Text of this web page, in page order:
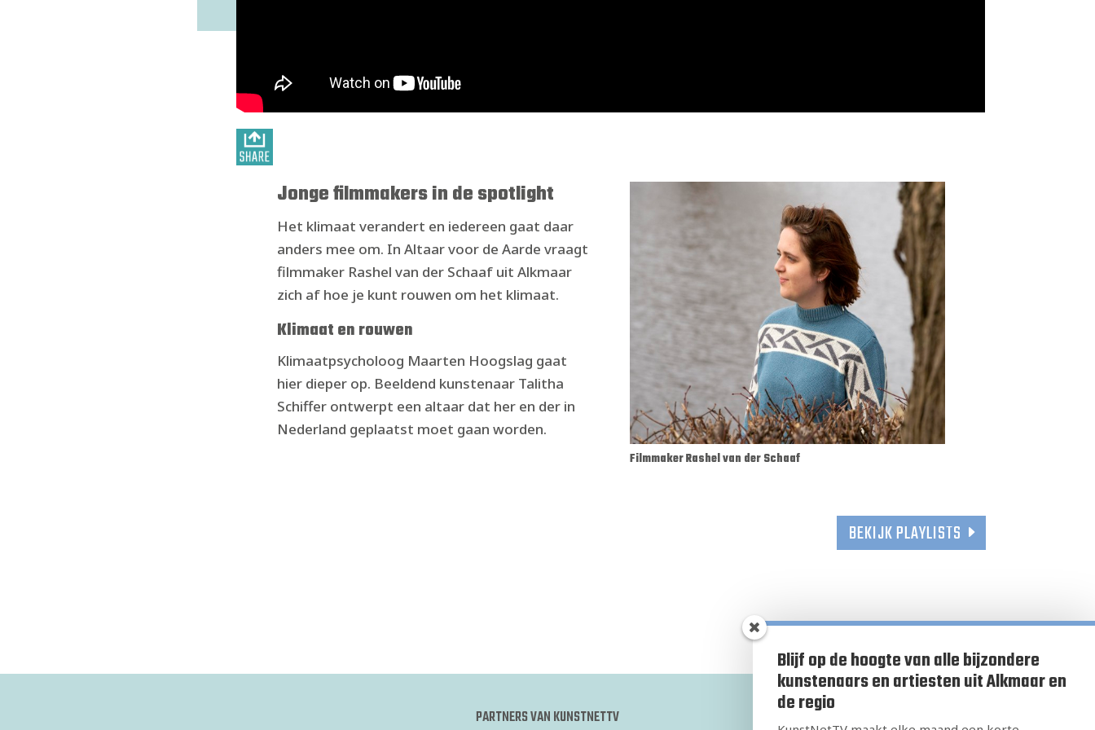
Jonge filmmakers in de spotlight
Het klimaat verandert en iedereen gaat daar
anders mee om. In Altaar voor de Aarde vraagt
filmmaker Rashel van der Schaaf uit Alkmaar
zich af hoe je kunt rouwen om het klimaat.
Klimaat en rouwen
Klimaatpsycholoog Maarten Hoogslag gaat
hier dieper op. Beeldend kunstenaar Talitha
Schiffer ontwerpt een altaar dat her en der in
Nederland geplaatst moet gaan worden.
Filmmaker Rashel van der Schaaf
BEKIJK PLAYLISTS
PARTNERS VAN KUNSTNETTV
Blijf op de hoogte van alle bijzondere
kunstenaars en artiesten uit Alkmaar en
de regio